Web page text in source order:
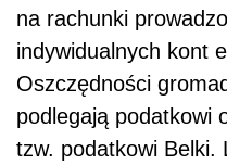
na rachunki
indywidualnych kont
Oszczędności
podlegają podatkowi
tzw. podatkowi Belki.